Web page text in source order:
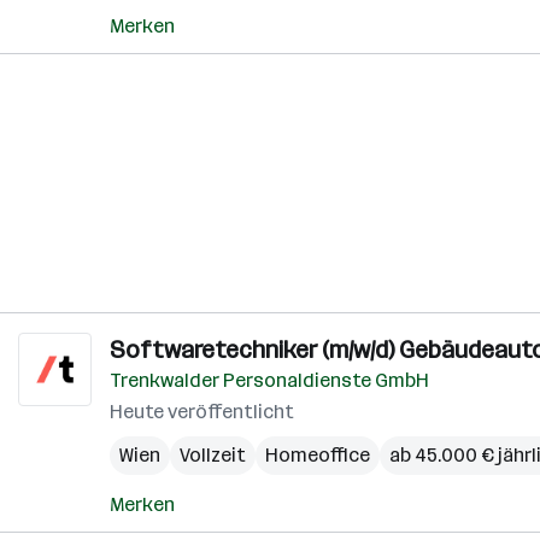
Merken
Softwaretechniker (m/w/d)
Trenkwalder Personaldienste GmbH
Heute veröffentlicht
Wien
Vollzeit Homeoffice ab 45.000 €
Merken